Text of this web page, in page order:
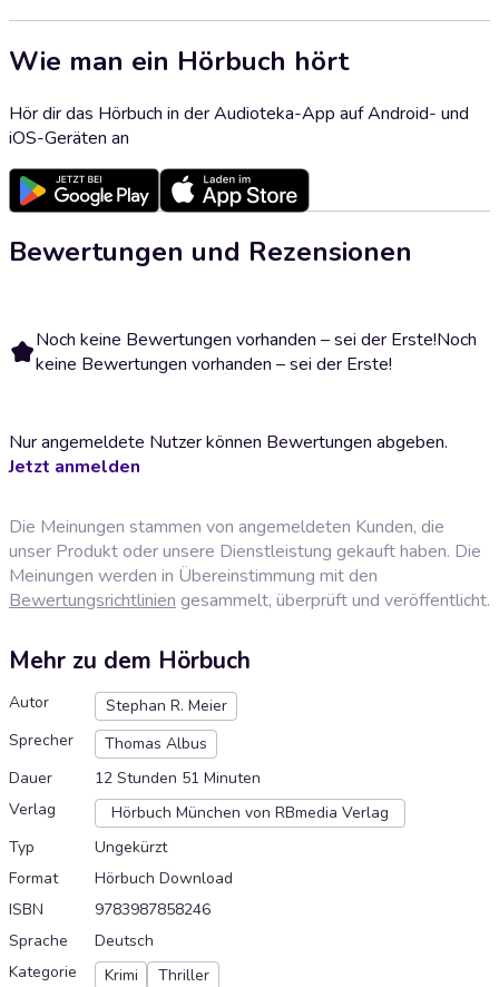
Wie man ein Hörbuch hört
Hör dir das Hörbuch in der Audioteka-App auf Android- und
iOS-Geräten an
Bewertungen und Rezensionen
Noch keine Bewertungen vorhanden – sei der Erste!Noch
keine Bewertungen vorhanden – sei der Erste!
Nur angemeldete Nutzer können Bewertungen abgeben.
Jetzt anmelden
Die Meinungen stammen von angemeldeten Kunden, die
unser Produkt oder unsere Dienstleistung gekauft haben. Die
Meinungen werden in Übereinstimmung mit den
Bewertungsrichtlinien gesammelt, überprüft und veröffentlicht.
Mehr zu dem Hörbuch
Autor
Stephan R. Meier
Sprecher
Thomas Albus
Dauer
12 Stunden 51 Minuten
Verlag
Hörbuch München von RBmedia Verlag
Typ
Ungekürzt
Format
Hörbuch Download
ISBN
9783987858246
Sprache
Deutsch
Kategorie
Krimi Thriller